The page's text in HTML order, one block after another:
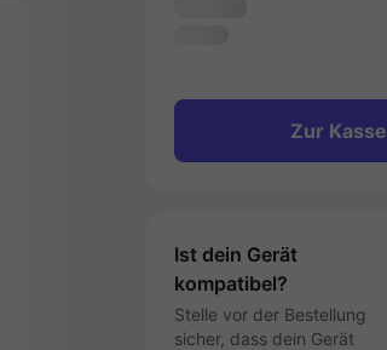
Zur Kasse
Ist dein Gerät
kompatibel?
Stelle vor der Bestellung
sicher, dass dein Gerät